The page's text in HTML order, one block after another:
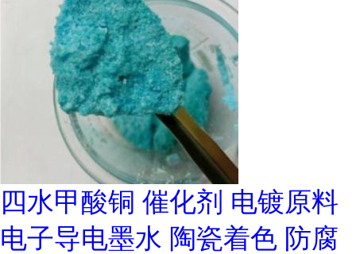
四水甲酸铜 催化剂 电镀原料
电子导电墨水 陶瓷着色 防腐